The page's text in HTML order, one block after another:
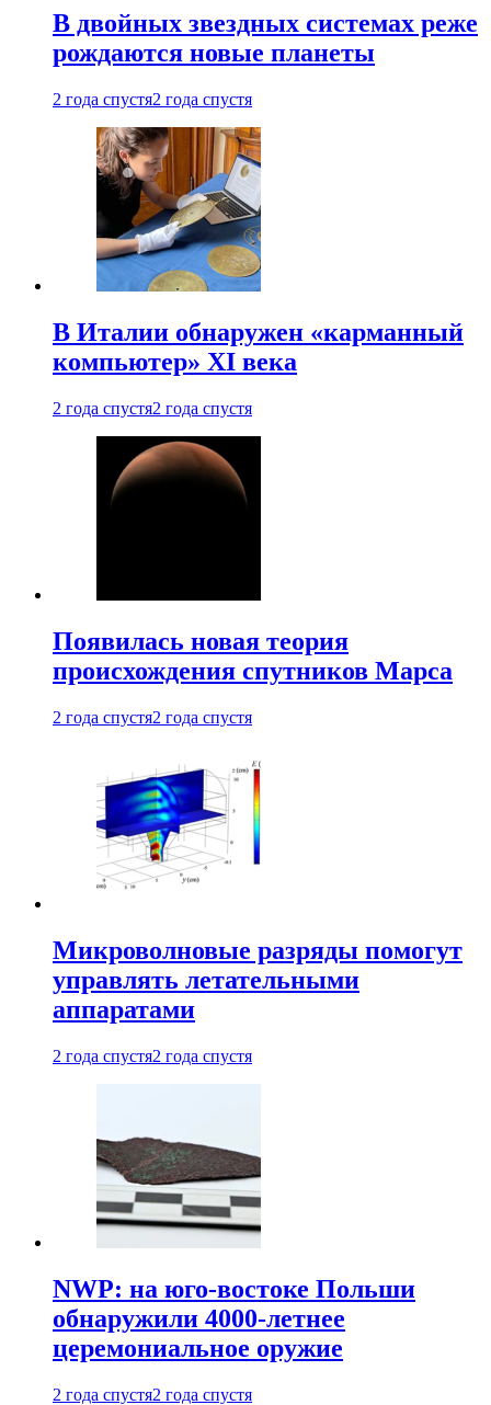
В двойных звездных системах реже
рождаются новые планеты
2 года спустя2 года спустя
В Италии обнаружен «карманный
компьютер» XI века
2 года спустя2 года спустя
Появилась новая теория
происхождения спутников Марса
2 года спустя2 года спустя
Микроволновые разряды помогут
управлять летательными
аппаратами
2 года спустя2 года спустя
NWP: на юго-востоке Польши
обнаружили 4000-летнее
церемониальное оружие
2 года спустя2 года спустя